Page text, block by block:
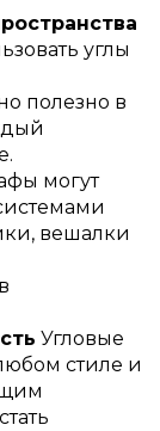
углы
полезно в
могут
вешалки
Угловые
стиле и